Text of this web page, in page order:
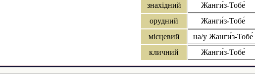
знахідний
Жанги́з-Тобе́
орудний
Жанги́з-Тобе́
місцевий
на/у Жанги́з-Тобе́
кличний
Жанги́з-Тобе́